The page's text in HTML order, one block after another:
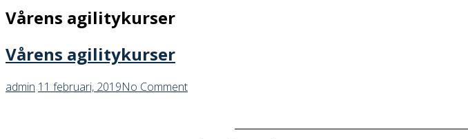
Vårens agilitykurser
Vårens agilitykurser
admin 11 februari, 2019No Comment